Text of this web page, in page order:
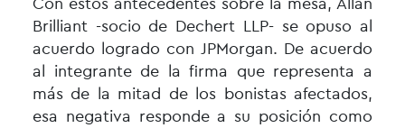
Brilliant -socio de Dechert LLP- se opuso al
acuerdo logrado con JPMorgan. De acuerdo
al integrante de la firma que representa a
más de la mitad de los bonistas afectados,
esa negativa responde a su posición como